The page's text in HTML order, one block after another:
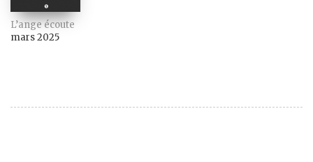
L’ange écoute
mars 2025